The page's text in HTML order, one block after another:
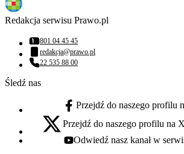
Redakcja serwisu Prawo.pl
Numer telefonu:
801 04 45 45
Adres email:
redakcja@prawo.pl
Numer telefonu:
22 535 88 00
Śledź nas
facebook - otwiera się w nowej karcie
Przejdź do naszego profilu
x - otwiera się w nowej karcie
Przejdź do naszego profilu na
youtube - otwiera się w nowej karcie
Odwiedź nasz kanał w